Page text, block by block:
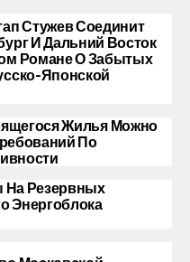
Стужев Соединит
И Дальний Восток
Романе О Забытых
Японской
Жилья Можно
По
На Резервных
Энергоблока